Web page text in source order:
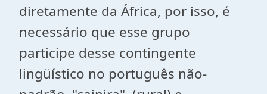
diretamente da África, por isso, é
necessário que esse grupo
participe desse contingente
lingüístico no português não-